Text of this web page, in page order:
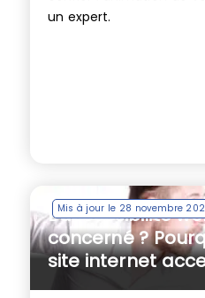
un expert.
Mis à jour le 28 novembre
L’accessibilité
concerné ?
site internet